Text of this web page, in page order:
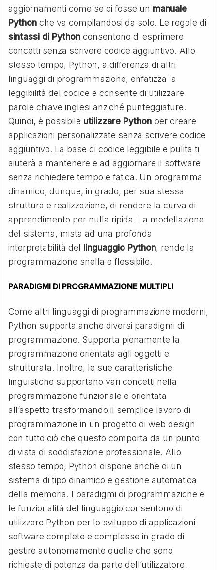
aggiornamenti come se ci fosse un manuale
Pythonche va compilandosi da solo. Le regole di
sintassi di Python consentono di esprimere
concetti senza scrivere codice aggiuntivo. Allo
stesso tempo, Python, a differenza di altri
linguaggi di programmazione, enfatizza la
leggibilità del codice e consente di utilizzare
parole chiave inglesi anziché punteggiature.
Quindi, è possibile utilizzare Python per creare
applicazioni personalizzate senza scrivere codice
aggiuntivo. La base di codice leggibile e pulita ti
aiuterà a mantenere e ad aggiornare il software
senza richiedere tempo e fatica. Un programma
dinamico, dunque, in grado, per sua stessa
struttura e realizzazione, di rendere la curva di
apprendimento per nulla ripida. La modellazione
del sistema, mista ad una profonda
interpretabilità del linguaggio Python, rende la
programmazione snella e flessibile.
PARADIGMI DI PROGRAMMAZIONE MULTIPLI
Come altri linguaggi di programmazione moderni,
Python supporta anche diversi paradigmi di
programmazione. Supporta pienamente la
programmazione orientata agli oggetti e
strutturata. Inoltre, le sue caratteristiche
linguistiche supportano vari concetti nella
programmazione funzionale e orientata
all’aspetto trasformando il semplice lavoro di
programmazione in un progetto di web design
con tutto ciò che questo comporta da un punto
di vista di soddisfazione professionale. Allo
stesso tempo, Python dispone anche di un
sistema di tipo dinamico e gestione automatica
della memoria. I paradigmi di programmazione e
le funzionalità del linguaggio consentono di
utilizzare Python per lo sviluppo di applicazioni
software complete e complesse in grado di
gestire autonomamente quelle che sono
richieste di potenza da parte dell’utilizzatore.